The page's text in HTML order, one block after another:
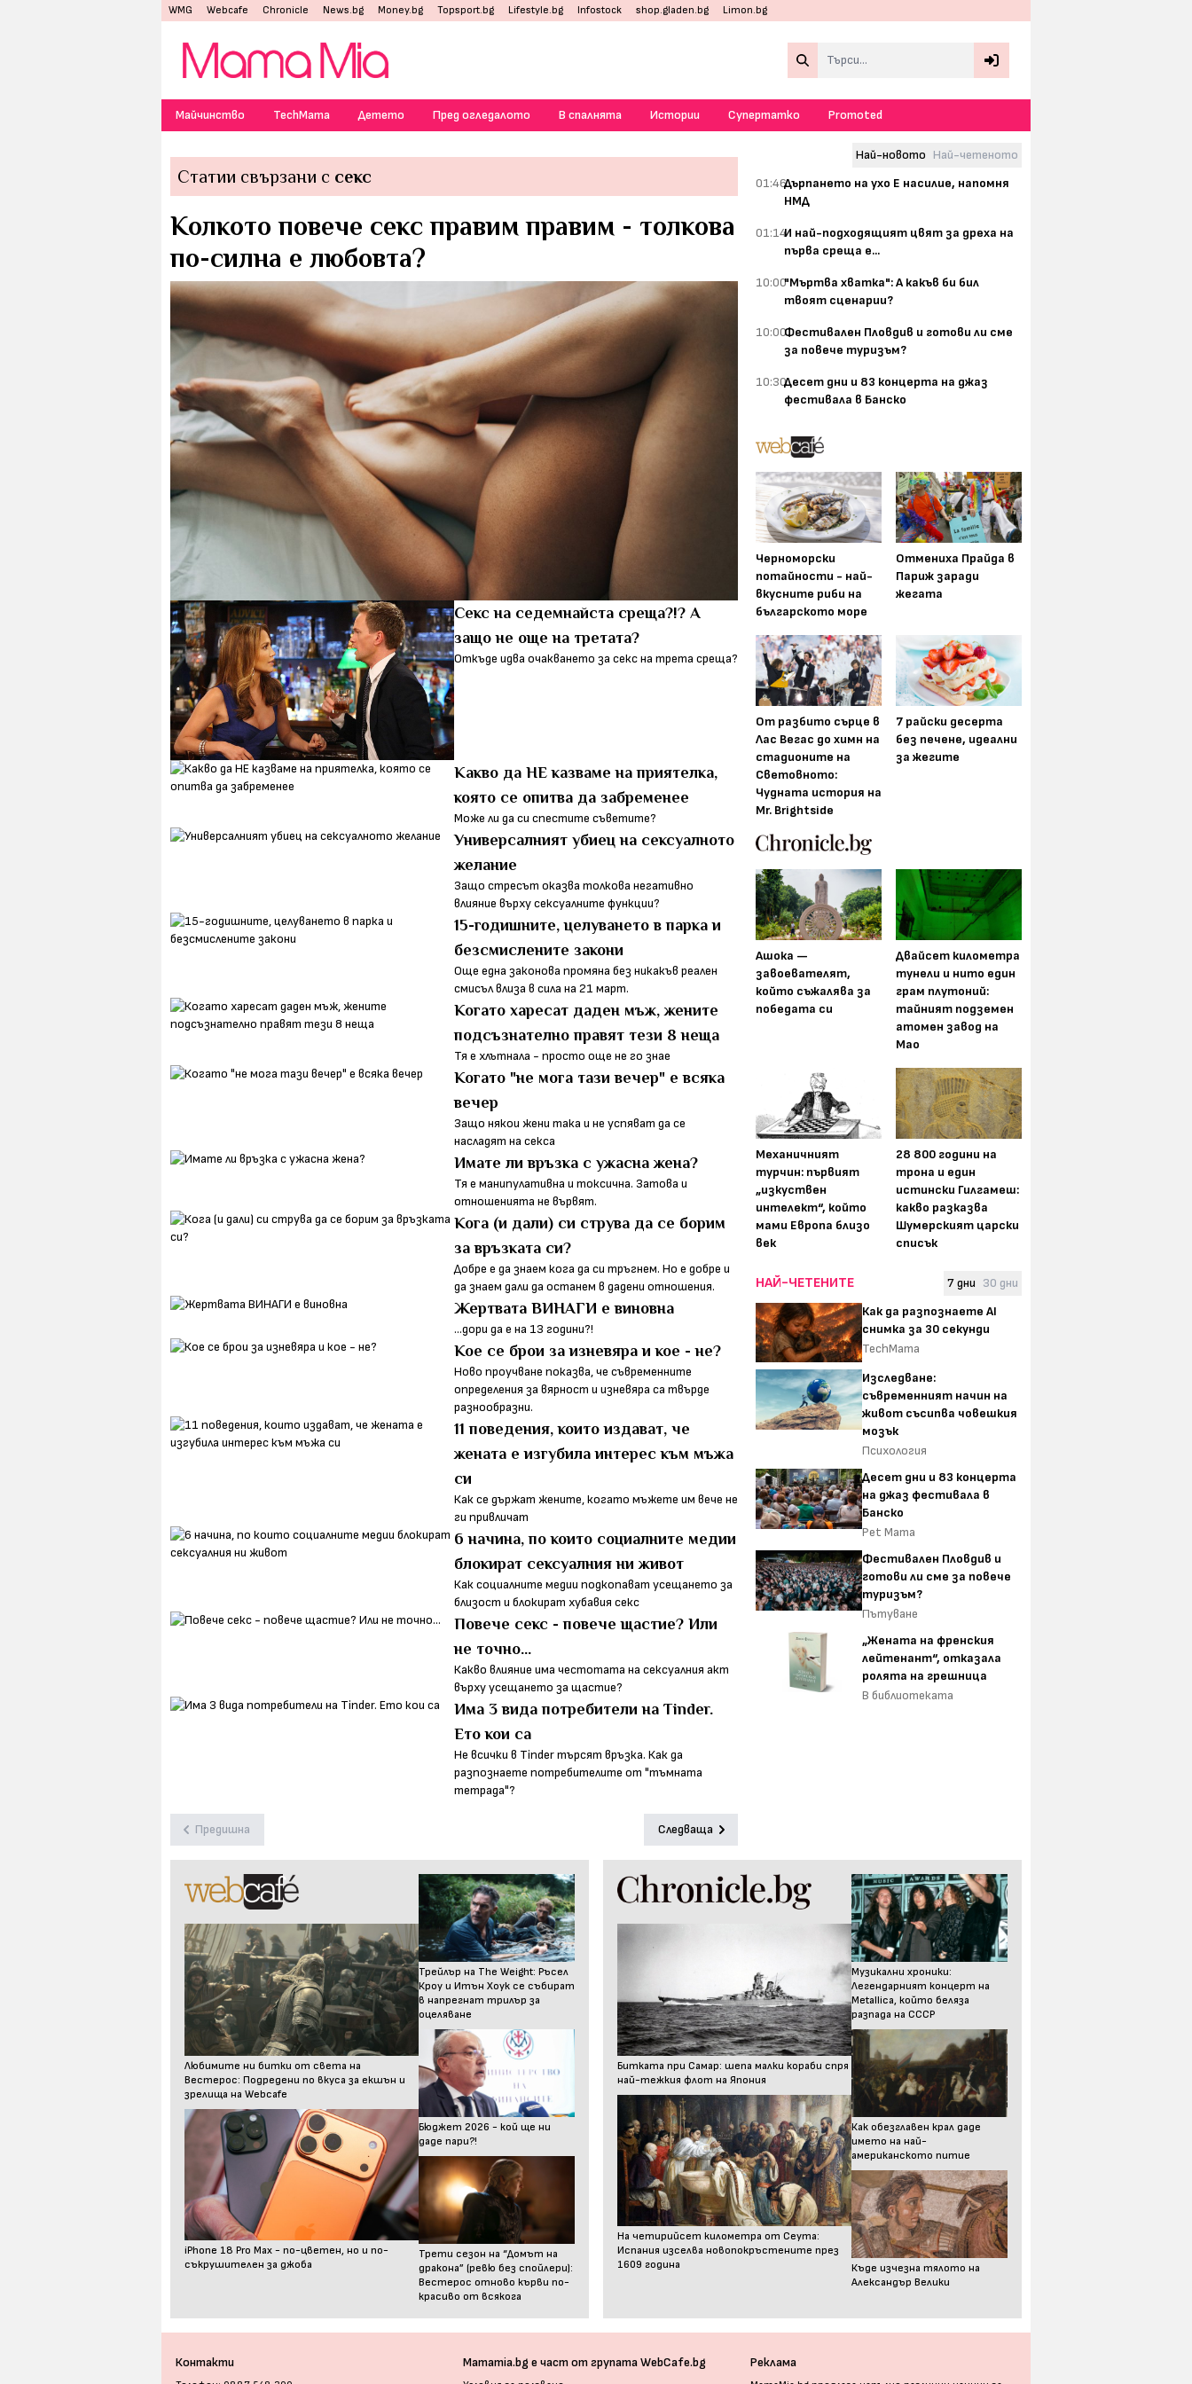
WMG Webcafe Chronicle News.bg Money.bg Topsport.bg Lifestyle.bg Infostock shop.gladen.bg Limon.bg
Майчинство TechMama Детето Пред огледалото В спалнята Истории Супертатко Promoted
Статии свързани с секс
Колкото повече секс правим правим - толкова
по-силна е любовта?
Секс на седемнайста среща?!? А
защо не още на третата?
Откъде идва очакването за секс на трета среща?
Какво да НЕ казваме на приятелка,
която се опитва да забременее
Може ли да си спестите съветите?
Универсалният убиец на сексуалното
желание
Защо стресът оказва толкова негативно
влияние върху сексуалните функции?
15-годишните, целуването в парка и
безсмислените закони
Още една законова промяна без никакъв реален
смисъл влиза в сила на 21 март.
Когато харесат даден мъж, жените
подсъзнателно правят тези 8 неща
Тя е хлътнала - просто още не го знае
Когато "не мога тази вечер" е всяка
вечер
Защо някои жени така и не успяват да се
насладят на секса
Имате ли връзка с ужасна жена?
Тя е манипулативна и токсична. Затова и
отношенията не вървят.
Кога (и дали) си струва да се борим
за връзката си?
Добре е да знаем кога да си тръгнем. Но е добре и
да знаем дали да останем в дадени отношения.
Жертвата ВИНАГИ e виновна
...дори да е на 13 години?!
Кое се брои за изневяра и кое - не?
Ново проучване показва, че съвременните
определения за вярност и изневяра са твърде
разнообразни.
11 поведения, които издават, че
жената е изгубила интерес към мъжа
си
Как се държат жените, когато мъжете им вече не
ги привличат
6 начина, по които социалните медии
блокират сексуалния ни живот
Как социалните медии подкопават усещането за
близост и блокират хубавия секс
Повече секс - повече щастие? Или
не точно...
Какво влияние има честотата на сексуалния акт
върху усещането за щастие?
Има 3 вида потребители на Tinder.
Ето кои са
Не всички в Tinder търсят връзка. Как да
разпознаете потребителите от "тъмната
тетрада"?
Предишна Следваща
Най-новото Най-четеното
01:46Дърпането на ухо Е насилие, напомня
НМД
01:14И най-подходящият цвят за дреха на
първа среща е...
10:00"Мъртва хватка": А какъв би бил
твоят сценарии?
10:00Фестивален Пловдив и готови ли сме
за повече туризъм?
10:30Десет дни и 83 концерта на джаз
фестивала в Банско
Черноморски
потайности - най-
вкусните риби на
българското море
Отмениха Прайда в
Париж заради
жегата
От разбито сърце в
Лас Вегас до химн на
стадионите на
Световното:
Чудната история на
Mr. Brightside
7 райски десерта
без печене, идеални
за жегите
Ашока —
завоевателят,
който съжалява за
победата си
Двайсет километра
тунели и нито един
грам плутоний:
тайният подземен
атомен завод на
Мао
Механичният
турчин: първият
„изкуствен
интелект“, който
мами Европа близо
век
28 800 години на
трона и един
истински Гилгамеш:
какво разказва
Шумерският царски
списък
НАЙ-ЧЕТЕНИТЕ 7 дни 30 дни
Как да разпознаете AI
снимка за 30 секунди
TechMama
Изследване:
съвременният начин на
живот съсипва човешкия
мозък
Психология
Десет дни и 83 концерта
на джаз фестивала в
Банско
Pet Mama
Фестивален Пловдив и
готови ли сме за повече
туризъм?
Пътуване
„Жената на френския
лейтенант“, отказала
ролята на грешница
В библиотеката
Любимите ни битки от света на
Вестерос: Подредени по вкуса за екшън и
зрелища на Webcafe
iPhone 18 Pro Max - по-цветен, но и по-
съкрушителен за джоба
Трейлър на The Weight: Ръсел
Кроу и Итън Хоук се събират
в напрегнат трилър за
оцеляване
Бюджет 2026 - кой ще ни
даде пари?!
Трети сезон на “Домът на
дракона” (ревю без спойлери):
Вестерос отново кърви по-
красиво от всякога
Битката при Самар: шепа малки кораби спря
най-тежкия флот на Япония
На четирийсет километра от Сеута:
Испания изселва новопокръстените през
1609 година
Музикални хроники:
Легендарният концерт на
Metallica, който беляза
разпада на СССР
Как обезглавен крал даде
името на най-
американското питие
Къде изчезна тялото на
Александър Велики
Контакти Mamamia.bg е част от групата WebCafe.bg Реклама